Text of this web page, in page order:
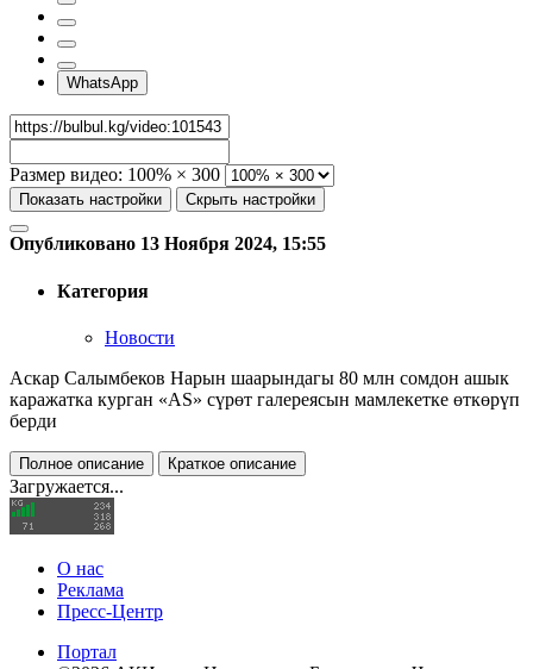
WhatsApp
Размер видео: 100% × 300
Показать настройки Скрыть настройки
Опубликовано 13 Ноября 2024, 15:55
Категория
Новости
Аскар Салымбеков Нарын шаарындагы 80 млн сомдон ашык
каражатка курган «AS» сүрөт галереясын мамлекетке өткөрүп
берди
Полное описание Краткое описание
Загружается...
О нас
Реклама
Пресс-Центр
Портал